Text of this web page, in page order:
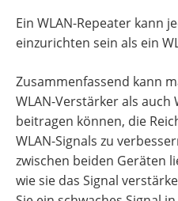
Ein WLAN-Repeater kann
einzurichten sein als ein
Zusammenfassend kann
WLAN-Verstärker als auch
beitragen können, die
WLAN-Signals zu
zwischen beiden Geräten
wie sie das Signal